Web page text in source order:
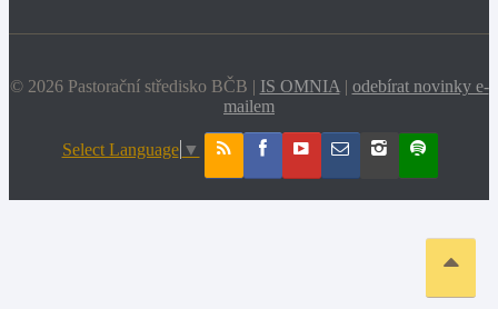
© 2026 Pastorační středisko BČB | IS OMNIA | odebírat novinky e-
mailem
Select Language ▼